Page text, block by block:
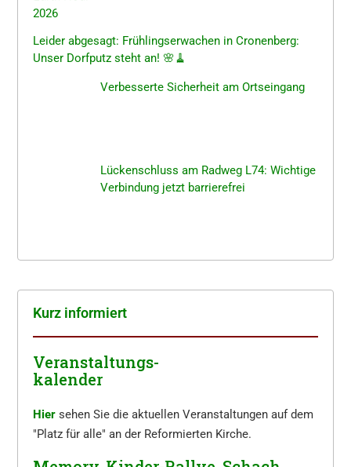
Leider abgesagt: Frühlings­er­wa­chen in Cronen­berg:
Unser Dorfputz steht an! 🌸🧹
Verbes­ser­te Sicher­heit am Ortseingang
Lücken­schluss am Radweg L74: Wichti­ge
Verbin­dung jetzt barrierefrei
Kurz infor­miert
Veranstaltungs-
kalender
Hier sehen Sie die aktuellen Veranstaltungen auf dem
"Platz für alle" an der Reformierten Kirche.